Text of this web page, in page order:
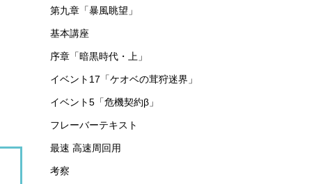
第九章「暴風眺望」
基本講座
序章「暗黒時代・上」
イベント17「ケオベの茸狩迷界」
イベント5「危機契約β」
フレーバーテキスト
最速 高速周回用
考察